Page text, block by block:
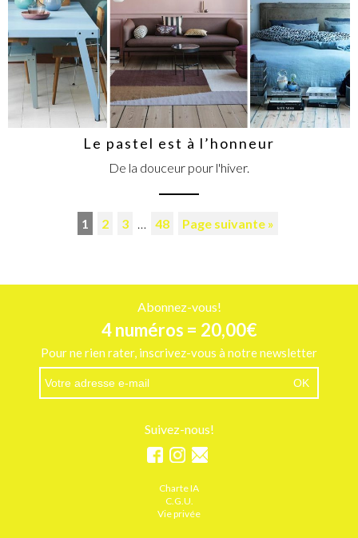
Le pastel est à l’honneur
De la douceur pour l'hiver.
1 2 3 … 48 Page suivante »
Abonnez-vous!
4 numéros = 20,00€
Pour ne rien rater, inscrivez-vous à notre newsletter
Suivez-nous!
Charte IA
C.G.U.
Vie privée